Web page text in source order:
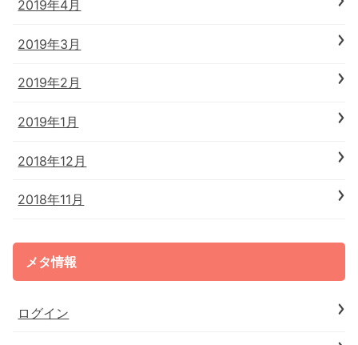
2019年4月
2019年3月
2019年2月
2019年1月
2018年12月
2018年11月
メタ情報
ログイン